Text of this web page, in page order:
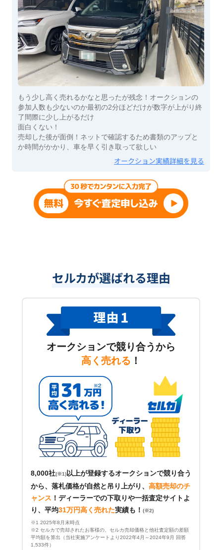
もう少し高く売れるかなと思ったが残念！オークションの
参加人数も少ないのか最初の2分ほどだけが数字が上がり終
了間際に少し上がるだけ
面白くない！
売却した後が面倒！ネットで確認するため書類のアップと
か時間がかかり、車を早く引き取って欲しい
オークション実績詳細を見る
セルカが選ばれる理由
オークションで競り合うから
高く売れる ！
8,000社(※1)以上が登録するオークションで競り合う
から、落札価格が自然と吊り上がり、 高額売却のチ
ャンス ！ ディーラーでの下取りや一括査定サイトよ
り、平均31万円高く売れた実績も！ (※2)
※1 2025年8月末時点
※2 セルカで売却されたお客様の、セルカ売却価格と他社査定額の差額
平均額を算出（当社実施アンケートより2022年4月～2024年9月 回答
1,533件）